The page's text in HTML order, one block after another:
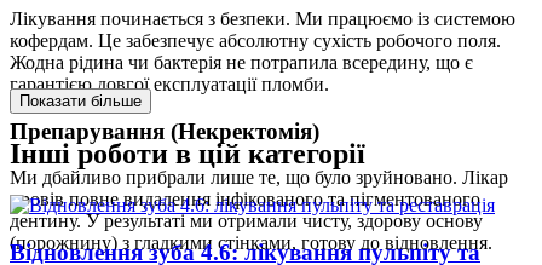
Лікування починається з безпеки. Ми працюємо із системою
кофердам. Це забезпечує абсолютну сухість робочого поля.
Жодна рідина чи бактерія не потрапила всередину, що є
гарантією довгої експлуатації пломби.
Препарування (Некректомія)
Ми дбайливо прибрали лише те, що було зруйновано. Лікар
провів повне видалення інфікованого та пігментованого
дентину. У результаті ми отримали чисту, здорову основу
(порожнину) з гладкими стінками, готову до відновлення.
Показати більше
Інші роботи в цій категорії
Відновлення зуба 4.6: лікування пульпіту та